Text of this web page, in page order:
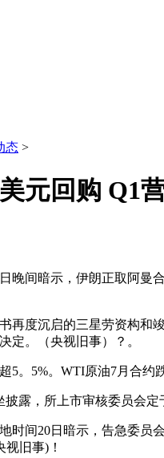
态 >
元回购 Q1
间暗示，伊朗正取阿曼合
度沉启的三星劳资构和竣
定。（央视旧事）？。
5%。WTI原油7月合约跌
，所上市审核委员会定
间20日暗示，告急委员
旧事)！